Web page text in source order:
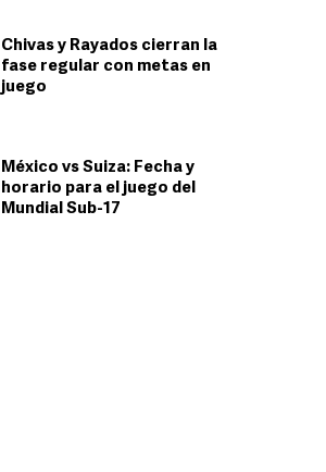
Chivas y Rayados cierran la
fase regular con metas en
juego
México vs Suiza: Fecha y
horario para el juego del
Mundial Sub-17